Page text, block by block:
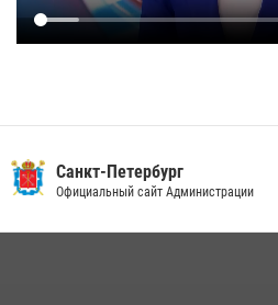
Санкт-Петербург
Официальный сайт Администрации